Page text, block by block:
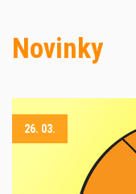
Novinky
26. 03.